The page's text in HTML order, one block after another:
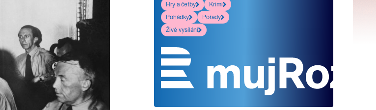
Hry a četby
Krimi
Pohádky
Pořady
Živé vysílání